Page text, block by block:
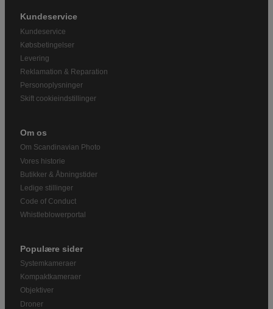
Kundeservice
Kundeservice
Købsbetingelser
Levering
Reklamation & Reparation
Personoplysninger
Skift cookieindstillinger
Om os
Om Scandinavian Photo
Vores historie
Butikker & Åbningstider
Ledige stillinger
Code of Conduct
Whistleblowerportal
Populære sider
Systemkameraer
Kompaktkameraer
Objektiver
Droner